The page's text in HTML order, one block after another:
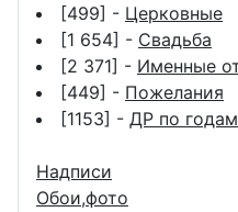
[499] - Церковные
[1 654] - Свадьба
[2 371] - Именные
[449] - Пожелания
[1153] - ДР по годам
Надписи
Обои,фото